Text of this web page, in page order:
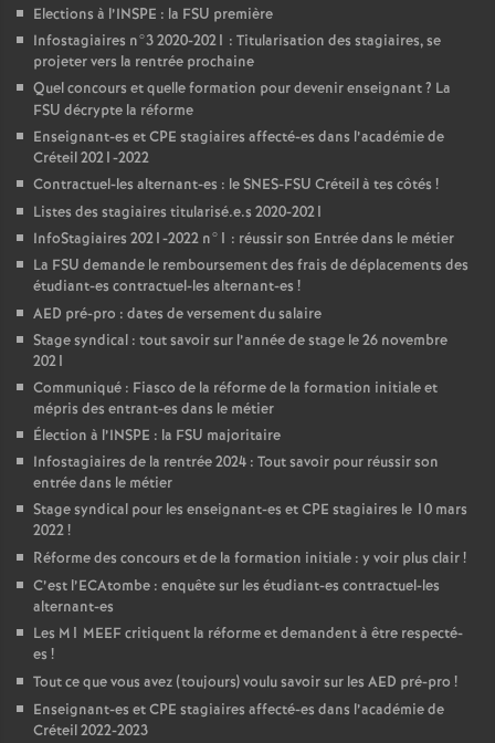
Elections à l’INSPE : la FSU première
Infostagiaires n°3 2020-2021 : Titularisation des stagiaires, se
projeter vers la rentrée prochaine
Quel concours et quelle formation pour devenir enseignant? La
FSU décrypte la réforme
Enseignant-es etCPE stagiaires affecté-es dans l’académie de
Créteil 2021-2022
Contractuel-les alternant-es : leSNES-FSU Créteil à tes côtés !
Listes des stagiaires titularisé.e.s 2020-2021
InfoStagiaires 2021-2022 n°1 : réussir son Entrée dans le métier
La FSU demande le remboursement des frais de déplacements des
étudiant-es contractuel-les alternant-es !
AED pré-pro : dates de versement du salaire
Stage syndical : tout savoir sur l’année de stage le 26 novembre
2021
Communiqué : Fiasco de la réforme de la formation initiale et
mépris des entrant-es dans le métier
Élection à l’INSPE : la FSU majoritaire
Infostagiaires de la rentrée 2024 : Tout savoir pour réussir son
entrée dans le métier
Stage syndical pour les enseignant-es etCPE stagiaires le 10 mars
2022!
Réforme des concours et de la formation initiale : y voir plus clair!
C’est l’ECAtombe : enquête sur les étudiant-es contractuel-les
alternant-es
Les M1 MEEFcritiquent la réforme et demandent à être respecté-
es !
Tout ce que vous avez (toujours) voulu savoir sur les AED pré-pro !
Enseignant-es etCPE stagiaires affecté-es dans l’académie de
Créteil 2022-2023